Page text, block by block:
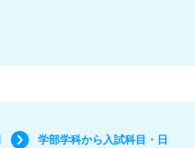
学部学科から入試科目・日